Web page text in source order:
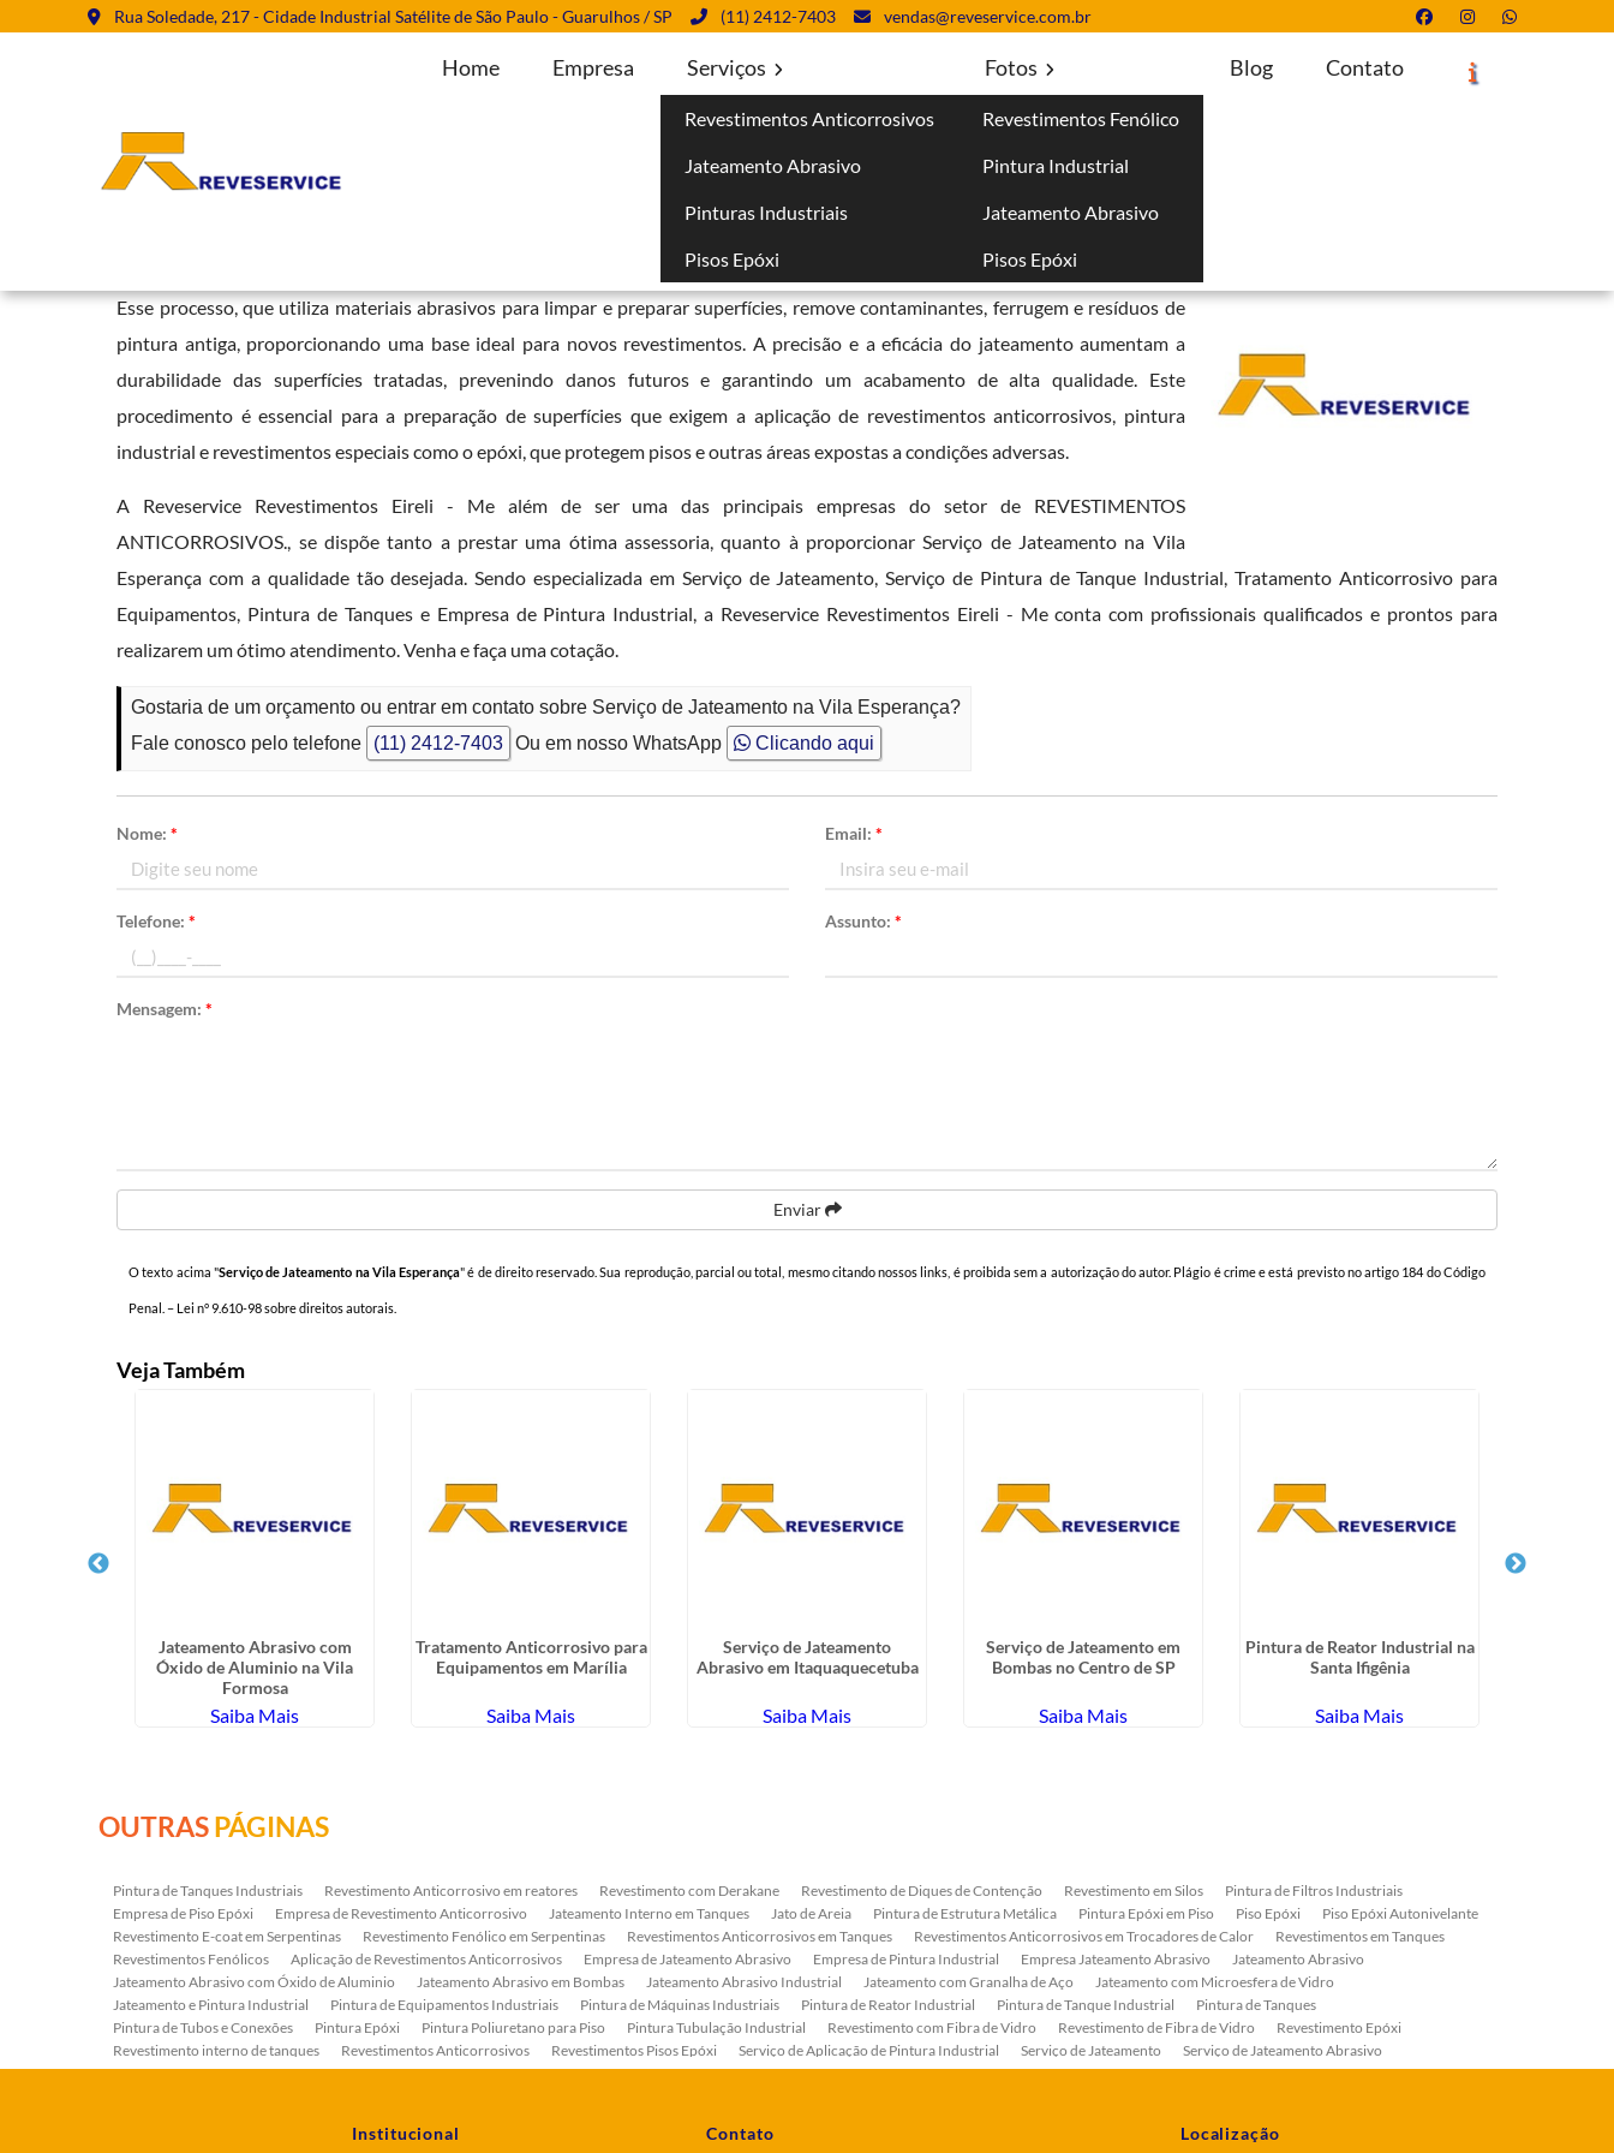
Rua Soledade, 217 - Cidade Industrial Satélite de São Paulo - Guarulhos / SP (11) 2412-7403 vendas@reveservice.com.br
Home Empresa Serviços
Revestimentos Anticorrosivos
Jateamento Abrasivo
Pinturas Industriais
Pisos Epóxi
Fotos
Revestimentos Fenólico
Pintura Industrial
Jateamento Abrasivo
Pisos Epóxi
Blog Contato
Serviço de Jateamento na Vila Esperança Solicite um Orçamento
abrasivo é fundamental para a manutenção e proteção de diversas estruturas industriais e comerciais.
Esse processo, que utiliza materiais abrasivos para limpar e preparar superfícies, remove contaminantes, ferrugem e resíduos de
pintura antiga, proporcionando uma base ideal para novos revestimentos. A precisão e a eficácia do jateamento aumentam a
durabilidade das superfícies tratadas, prevenindo danos futuros e garantindo um acabamento de alta qualidade. Este
procedimento é essencial para a preparação de superfícies que exigem a aplicação de revestimentos anticorrosivos, pintura
industrial e revestimentos especiais como o epóxi, que protegem pisos e outras áreas expostas a condições adversas.
A Reveservice Revestimentos Eireli - Me além de ser uma das principais empresas do setor de REVESTIMENTOS
ANTICORROSIVOS., se dispõe tanto a prestar uma ótima assessoria, quanto à proporcionar Serviço de Jateamento na Vila
Esperança com a qualidade tão desejada. Sendo especializada em Serviço de Jateamento, Serviço de Pintura de Tanque Industrial, Tratamento Anticorrosivo para
Equipamentos, Pintura de Tanques e Empresa de Pintura Industrial, a Reveservice Revestimentos Eireli - Me conta com profissionais qualificados e prontos para
realizarem um ótimo atendimento. Venha e faça uma cotação.
Gostaria de um orçamento ou entrar em contato sobre Serviço de Jateamento na Vila Esperança?
Fale conosco pelo telefone
(11) 2412-7403 Ou em nosso WhatsApp Clicando aqui
Nome:* Email: *
Telefone:* Assunto: *
Mensagem:*
Enviar
O texto acima "Serviço de Jateamento na Vila Esperança" é de direito reservado. Sua reprodução, parcial ou total, mesmo citando nossos links, é proibida sem a autorização do autor. Plágio é crime e está previsto no artigo 184 do Código
Penal. – Lei n° 9.610-98 sobre direitos autorais
Veja Também
Jateamento Abrasivo com
Óxido de Aluminio na Vila
Formosa
Saiba Mais
Tratamento Anticorrosivo para
Equipamentos em Marília
Saiba Mais
Serviço de Jateamento
Abrasivo em Itaquaquecetuba
Saiba Mais
Serviço de Jateamento em
Bombas no Centro de SP
Saiba Mais
Pintura de Reator Industrial na
Santa Ifigênia
Saiba Mais
OUTRASPÁGINAS
Pintura de Tanques Industriais Revestimento Anticorrosivo em reatores Revestimento com Derakane Revestimento de Diques de Contenção Revestimento em Silos
Pintura de Filtros Industriais
Empresa de Piso Epóxi
Empresa de Revestimento Anticorrosivo Jateamento Interno em Tanques Jato de Areia Pintura de Estrutura Metálica Pintura Epóxi em Piso Piso Epóxi
Piso Epóxi Autonivelante
Revestimento E-coat em Serpentinas
Revestimento Fenólico em Serpentinas Revestimentos Anticorrosivos em Tanques Revestimentos Anticorrosivos em Trocadores de Calor
Revestimentos em Tanques
Revestimentos Fenólicos
Aplicação de Revestimentos Anticorrosivos Empresa de Jateamento Abrasivo Empresa de Pintura Industrial Empresa Jateamento Abrasivo
Jateamento Abrasivo
Jateamento Abrasivo com Óxido de Aluminio
Jateamento Abrasivo em Bombas Jateamento Abrasivo Industrial Jateamento com Granalha de Aço
Jateamento com Microesfera de Vidro
Jateamento e Pintura Industrial
Pintura de Equipamentos Industriais Pintura de Máquinas Industriais Pintura de Reator Industrial Pintura de Tanque Industrial
Pintura de Tanques
Pintura de Tubos e Conexões
Pintura Epóxi Pintura Poliuretano para Piso Pintura Tubulação Industrial Revestimento com Fibra de Vidro Revestimento de Fibra de Vidro
Revestimento Epóxi
Revestimento interno de tanques
Revestimentos Anticorrosivos Revestimentos Pisos Epóxi Serviço de Aplicação de Pintura Industrial Serviço de Jateamento
Serviço de Jateamento Abrasivo
Serviço de Jateamento e Pintura
Serviço de Jateamento em Bombas Serviço de Pintura de Bombas Industriais Serviço de Pintura de Tanque Industrial
Serviço de Pintura de Válvulas
Institucional Contato Localização